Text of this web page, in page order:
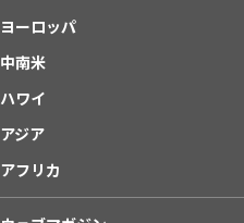
ヨーロッパ
中南米
ハワイ
アジア
アフリカ